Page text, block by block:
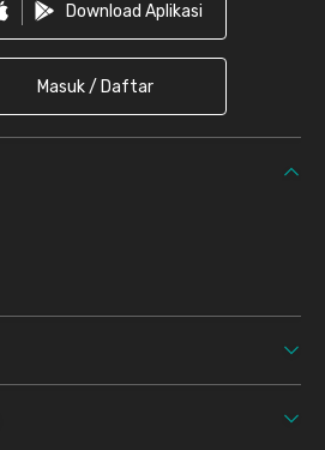
Download Aplikasi
Masuk / Daftar